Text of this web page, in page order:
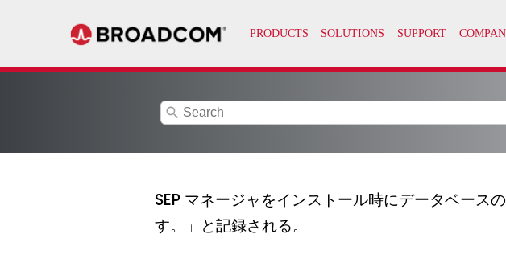
search
SEP マネージャをインストール時にデータベー
す。」と記録される。